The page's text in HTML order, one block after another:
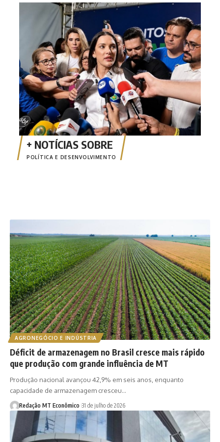
POLÍTICA E DESENVOLVIMENTO
AGRONEGÓCIO E INDÚSTRIA
Déficit de armazenagem no Brasil cresce mais rápido
que produção com grande influência de MT
Produção nacional avançou 42,9% em seis anos, enquanto
capacidade de armazenagem cresceu…
Redação MT Econômico 31 de julho de 2026